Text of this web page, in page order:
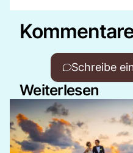
Schreibe
Weiterlesen